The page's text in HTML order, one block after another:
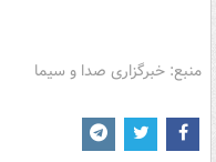
منبع: خبرگزاری صدا و سیما